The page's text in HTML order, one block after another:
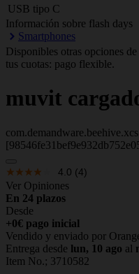
USB tipo C
Información sobre flash days
Smartphones
Disponibles otras opciones
tus cuotas: pago flexible.
muvit
4.0 (4)
Ver Opiniones
En 24 plazos
Desde
+0€ pago inicial
Vendido y enviado por
Entrega desde lun, 10 ago al
Item No.; 3710582